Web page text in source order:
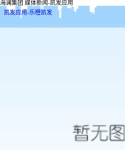
海澜集团 媒体新闻-凯发应用
凯发应用-乐橙凯发